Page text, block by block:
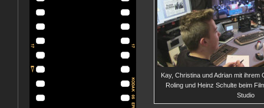
Kay, Christina und Adrian mit
Roling und Heinz Schulte beim
Studio